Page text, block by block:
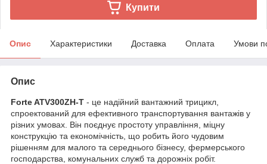
Купити
Опис Характеристики Доставка Оплата Умови
Опис
Forte ATV300ZH-T - це надійний вантажний трицикл,
спроектований для ефективного транспортування вантажів у
різних умовах. Він поєднує простоту управління, міцну
конструкцію та економічність, що робить його чудовим
рішенням для малого та середнього бізнесу, фермерського
господарства, комунальних служб та дорожніх робіт.